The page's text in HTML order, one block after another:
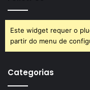
Este widget requer o
partir do menu de
Categorias